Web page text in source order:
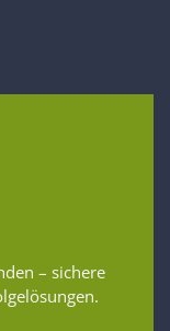
– sichere